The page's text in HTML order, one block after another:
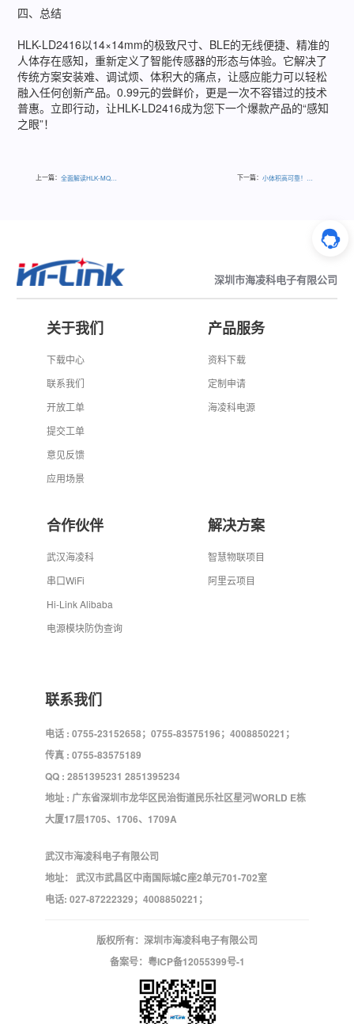
四、总结
HLK-LD2416以14×14mm的极致尺寸、BLE的无线便捷、精准的
人体存在感知，重新定义了智能传感器的形态与体验。它解决了
传统方案安装难、调试烦、体积大的痛点，让感应能力可以轻松
融入任何创新产品。0.99元的尝鲜价，更是一次不容错过的技术
普惠。立即行动，让HLK-LD2416成为您下一个爆款产品的“感知
之眼”！
上一篇： 全面解读HLK-MQ75系列宽压输入1/4砖电源模块 下一篇：
深圳市海凌科电子有限公司
关于我们
下载中心
联系我们
开放工单
提交工单
意见反馈
应用场景
产品服务
资料下载
定制申请
海凌科电源
合作伙伴
武汉海凌科
串口WiFi
Hi-Link Alibaba
电源模块防伪查询
解决方案
智慧物联项目
阿里云项目
联系我们
电话 : 0755-23152658；0755-83575196；4008850221；
传真 : 0755-83575189
QQ : 2851395231 2851395234
地址 : 广东省深圳市龙华区民治街道民乐社区星河WORLD E栋
大厦17层1705、1706、1709A
武汉市海凌科电子有限公司
地址： 武汉市武昌区中南国际城C座2单元701-702室
电话: 027-87222329；4008850221；
版权所有：深圳市海凌科电子有限公司
备案号： 粤ICP备12055399号-1